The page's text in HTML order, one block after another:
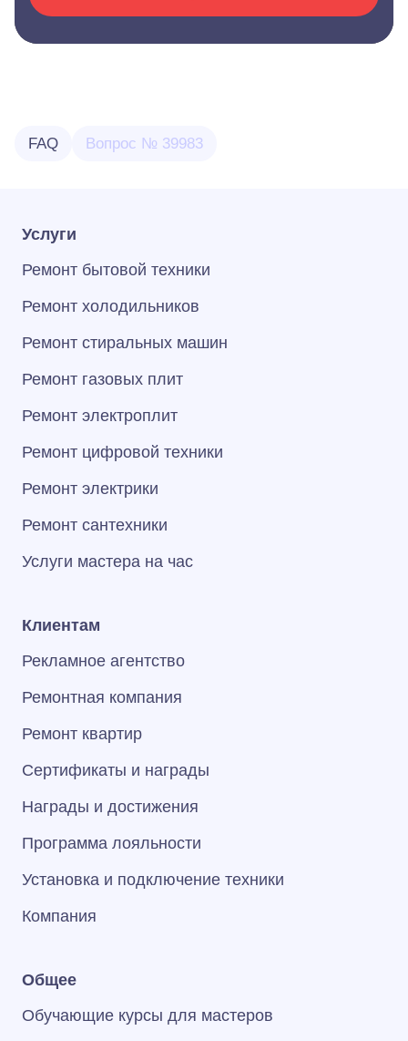
FAQ Вопрос № 39983
Услуги
Ремонт бытовой техники
Ремонт холодильников
Ремонт стиральных машин
Ремонт газовых плит
Ремонт электроплит
Ремонт цифровой техники
Ремонт электрики
Ремонт сантехники
Услуги мастера на час
Клиентам
Рекламное агентство
Ремонтная компания
Ремонт квартир
Сертификаты и награды
Награды и достижения
Программа лояльности
Установка и подключение техники
Компания
Общее
Обучающие курсы для мастеров